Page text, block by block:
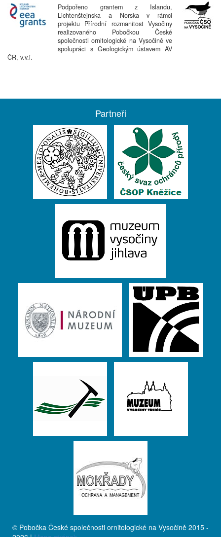
Podpořeno grantem z Islandu,
Lichtenštejnska a Norska v rámci
projektu Přírodní rozmanitost Vysočiny
realizovaného Pobočkou České
společnosti ornitologické na Vysočině ve
spolupráci s Geologickým ústavem AV
ČR, v.v.i.
Partneři
© Pobočka České společnosti ornitologické na Vysočině 2015 -